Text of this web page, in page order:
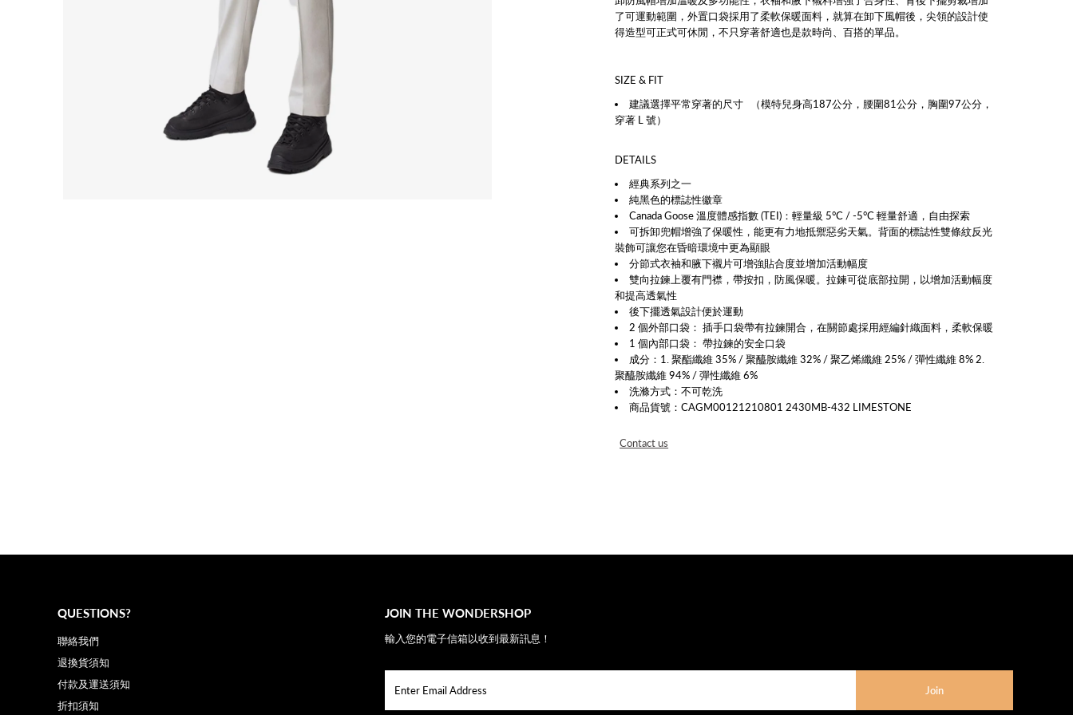
了可運動範圍，外置口袋採用了柔軟保暖面料，就算在卸下風帽後，尖領的設計使
得造型可正式可休閒，不只穿著舒適也是款時尚、百搭的單品。
SIZE & FIT
建議選擇平常穿著的尺寸
（模特兒身高187公分，腰圍81公分，胸圍97公分，
穿著 L 號）
DETAILS
經典系列之一
純黑色的標誌性徽章
Canada Goose溫度體感指數 (TEI)：輕量級 5°C / -5°C 輕量舒適，自由探索
可拆卸兜帽增強了保暖性，能更有力地抵禦惡劣天氣。背面的標誌性雙條紋反光
裝飾可讓您在昏暗環境中更為顯眼
分節式衣袖和腋下襯片可增強貼合度並增加活動幅度
雙向拉鍊上覆有門襟，帶按扣，防風保暖。拉鍊可從底部拉開，以增加活動幅度
和提高透氣性
後下擺透氣設計便於運動
2 個外部口袋： 插手口袋帶有拉鍊開合，在關節處採用經編針織面料，柔軟保暖
1 個內部口袋： 帶拉鍊的安全口袋
成分：1. 聚酯纖維 35% / 聚醯胺纖維 32% / 聚乙烯纖維 25% / 彈性纖維 8% 2.
聚醯胺纖維 94% /彈性纖維 6%
洗滌方式：不可乾洗
商品貨號：CAGM00121210801 2430MB-432 LIMESTONE
Contact us
QUESTIONS?
聯絡我們
退換貨須知
付款及運送須知
折扣須知
JOIN THE WONDERSHOP
輸入您的電子信箱以收到最新訊息！